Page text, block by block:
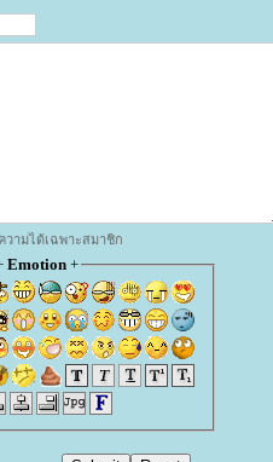
วามได้เฉพาะสมาชิก
Emotion+